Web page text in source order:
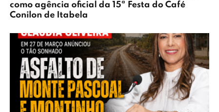
como agência oficial da 15ª Festa do Café
Conilon de Itabela